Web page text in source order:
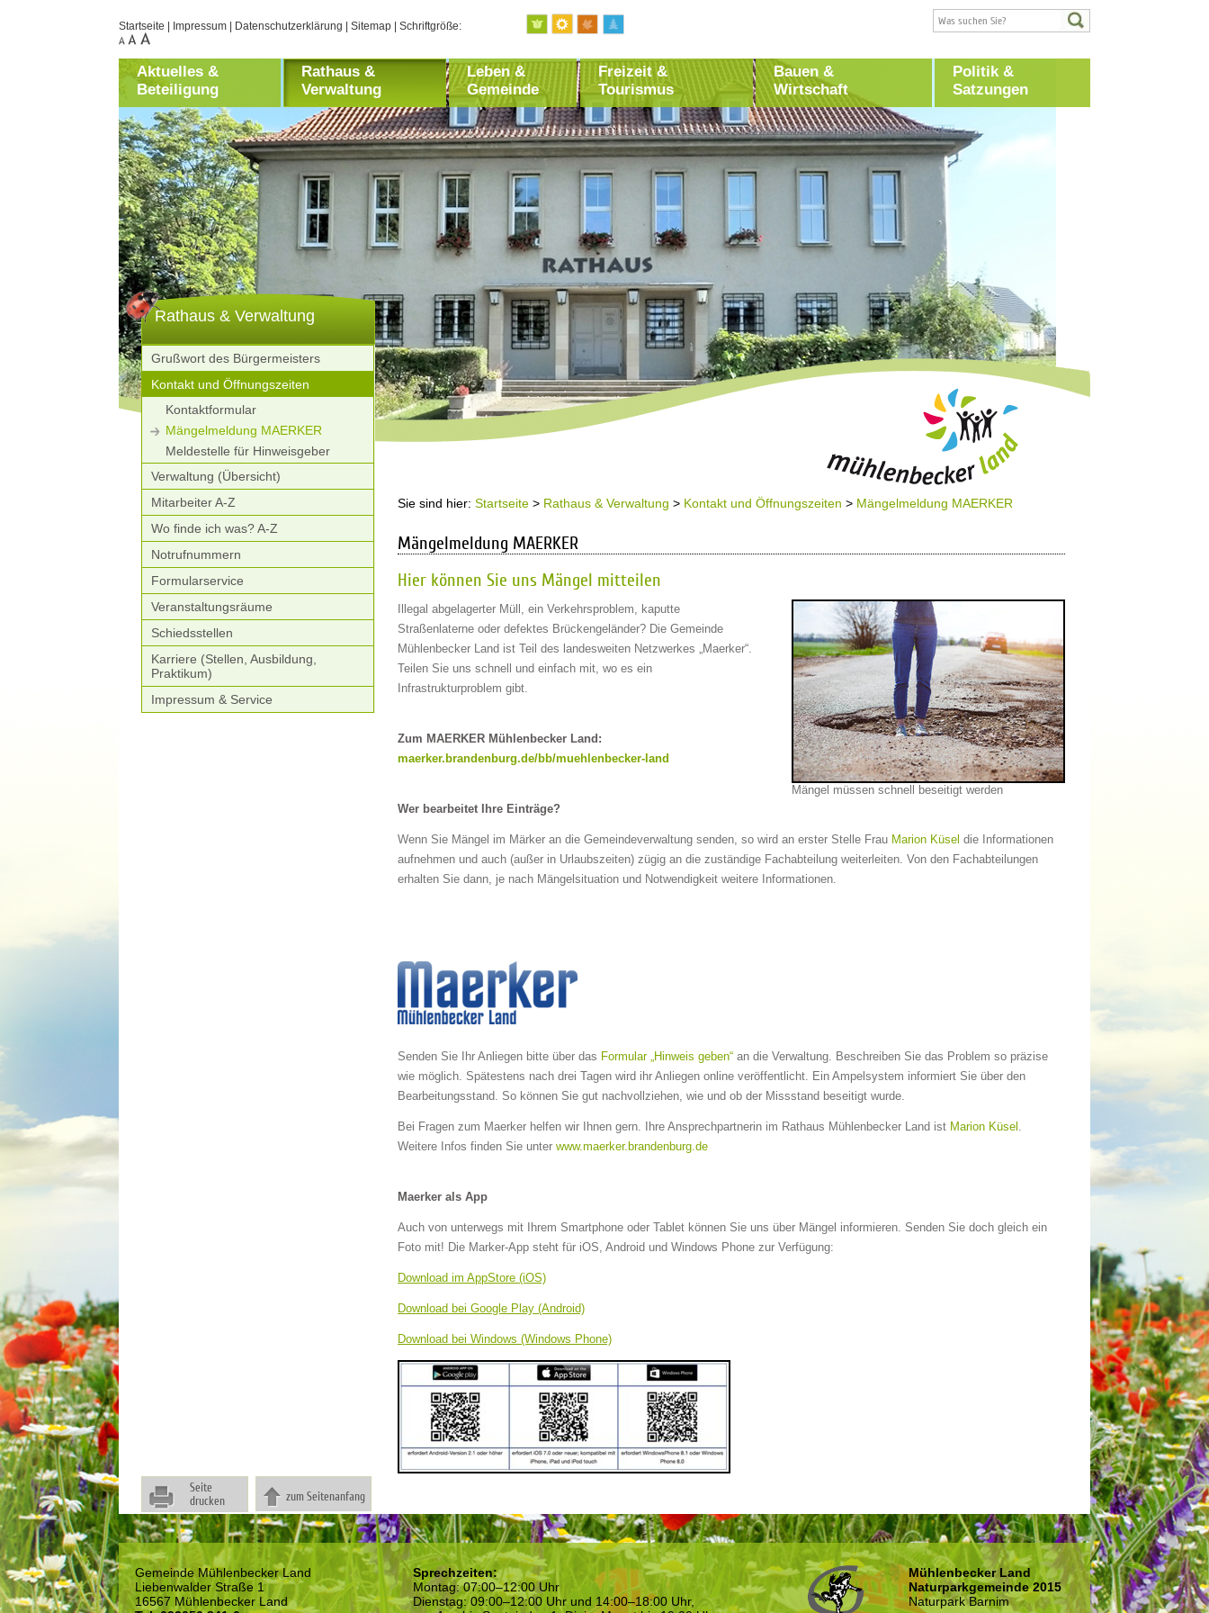
Startseite Impressum Datenschutzerklärung Sitemap Schriftgröße:
Aktuelles &
Beteiligung
Rathaus &
Verwaltung
Leben &
Gemeinde
Freizeit &
Tourismus
Bauen &
Wirtschaft
Politik &
Satzungen
Rathaus & Verwaltung
Grußwort des Bürgermeisters
Kontakt und Öffnungszeiten
Kontaktformular
Mängelmeldung MAERKER
Meldestelle für Hinweisgeber
Verwaltung (Übersicht)
Mitarbeiter A-Z
Wo finde ich was? A-Z
Notrufnummern
Formularservice
Veranstaltungsräume
Schiedsstellen
Karriere (Stellen, Ausbildung,
Praktikum)
Impressum & Service
Sie sind hier:Startseite > Rathaus & Verwaltung > Kontakt und Öffnungszeiten > Mängelmeldung MAERKER
Mängelmeldung MAERKER
Hier können Sie uns Mängel mitteilen
Mängel müssen schnell beseitigt werden
Illegal abgelagerter Müll, ein Verkehrsproblem, kaputte
Straßenlaterne oder defektes Brückengeländer? Die Gemeinde
Mühlenbecker Land ist Teil des landesweiten Netzwerkes „Maerker“.
Teilen Sie uns schnell und einfach mit, wo es ein
Infrastrukturproblem gibt.
Zum MAERKER Mühlenbecker Land:
maerker.brandenburg.de/bb/muehlenbecker-land
Wer bearbeitet Ihre Einträge?
Wenn Sie Mängel im Märker an die Gemeindeverwaltung senden, so wird an erster Stelle Frau Marion Küsel die Informationen
aufnehmen und auch (außer in Urlaubszeiten) zügig an die zuständige Fachabteilung weiterleiten. Von den Fachabteilungen
erhalten Sie dann, je nach Mängelsituation und Notwendigkeit weitere Informationen.
Senden Sie Ihr Anliegen bitte über das Formular„Hinweis geben“ an die Verwaltung. Beschreiben Sie das Problem so präzise
wie möglich. Spätestens nach drei Tagen wird ihr Anliegen online veröffentlicht. Ein Ampelsystem informiert Sie über den
Bearbeitungsstand. So können Sie gut nachvollziehen, wie und ob der Missstand beseitigt wurde.
Bei Fragen zum Maerker helfen wir Ihnen gern. Ihre Ansprechpartnerin im Rathaus Mühlenbecker Land ist Marion Küsel .
Weitere Infos finden Sie unterwww.maerker.brandenburg.de
Maerker als App
Auch von unterwegs mit Ihrem Smartphone oder Tablet können Sie uns über Mängel informieren. Senden Sie doch gleich ein
Foto mit! Die Marker-App steht für iOS, Android und Windows Phone zur Verfügung:
Download im AppStore (iOS)
Download bei Google Play (Android)
Download bei Windows (Windows Phone)
Seite
drucken
zum Seitenanfang
Gemeinde Mühlenbecker Land
Liebenwalder Straße 1
16567 Mühlenbecker Land
Sprechzeiten:
Montag: 07:00–12:00 Uhr
Dienstag: 09:00–12:00 Uhr und 14:00–18:00 Uhr,
Mühlenbecker Land
Naturparkgemeinde 2015
Naturpark Barnim